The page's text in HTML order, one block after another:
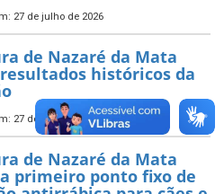
27 de julho de 2026
de Nazaré da Mata
históricos da
27 de julho de 2026
de Nazaré da Mata
primeiro ponto fixo de